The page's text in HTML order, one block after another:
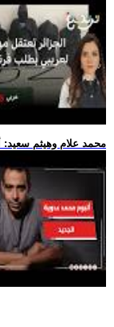
.. محمد علام وهيثم سعيد: